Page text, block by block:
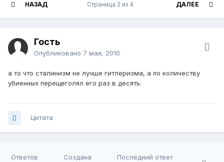
НАЗАД ДАЛЕЕ
Страница 2 из 4
Гость
Опубликовано 7 мая, 2010
а то что сталинизм не лучше гитлеризма, а по количеству
убиенных перещеголял его раз в десять.
Цитата
Ответов Создана Последний ответ